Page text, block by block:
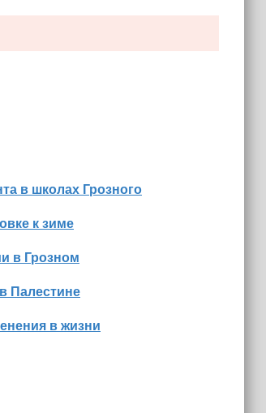
в школах Грозного
к зиме
в Грозном
Палестине
в жизни